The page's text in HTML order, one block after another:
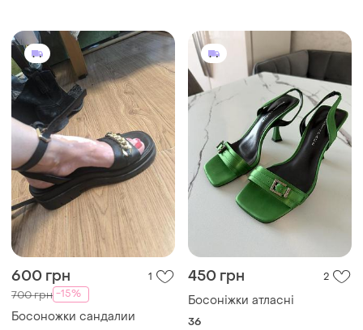
600 грн 1
700 грн -15%
Босоножки сандалии
450 грн 2
Босоніжки атласні
36